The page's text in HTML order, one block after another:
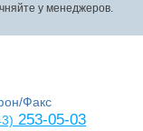
у менеджеров.
Факс
253-05-03